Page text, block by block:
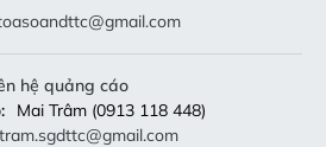
hệ quảng cáo
Mai Trâm (0913 118 448)
tram.sgdttc@gmail.com